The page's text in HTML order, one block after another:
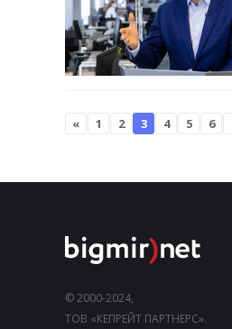
« 1 2 3 4 5 6
© 2000-2024,
ТОВ «КЕПРЕЙТ ПАРТНЕРС».